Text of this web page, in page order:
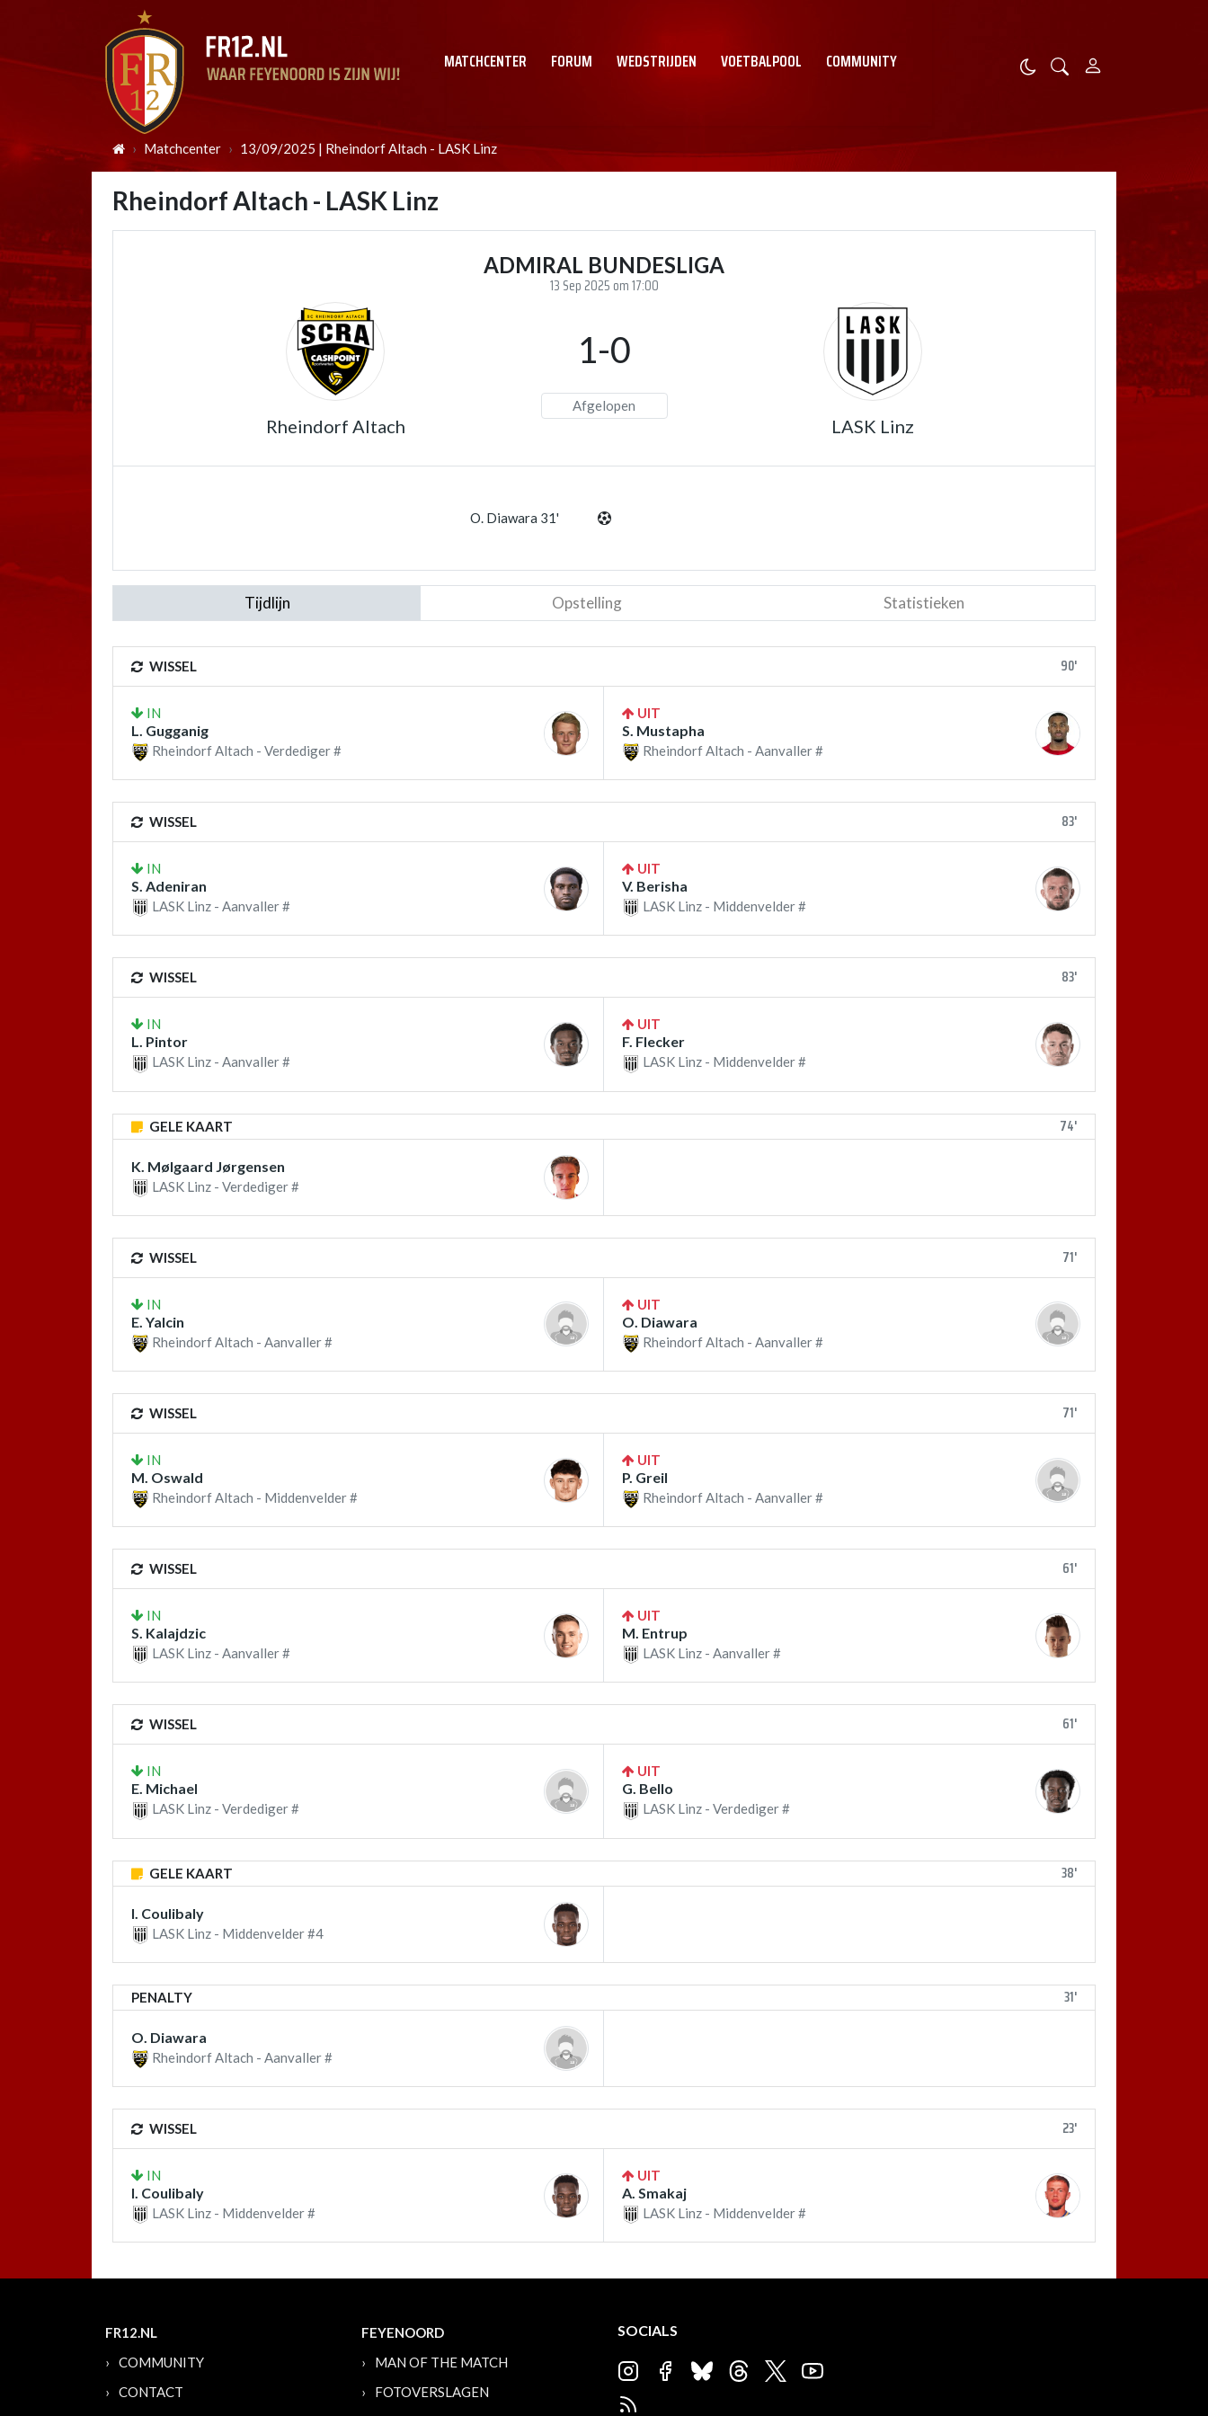
MATCHCENTER FORUM WEDSTRIJDEN VOETBALPOOL COMMUNITY
Matchcenter 13/09/2025 | Rheindorf Altach - LASK Linz
Rheindorf Altach - LASK Linz
ADMIRAL BUNDESLIGA
13 Sep 2025 om 17:00
Rheindorf Altach
1-0
Afgelopen
LASK Linz
O. Diawara 31'
Tijdlijn Opstelling Statistieken
WISSEL 90'
IN
L. Gugganig
Rheindorf Altach - Verdediger #
UIT
S. Mustapha
Rheindorf Altach - Aanvaller #
WISSEL 83'
IN
S. Adeniran
LASK Linz - Aanvaller #
UIT
V. Berisha
LASK Linz - Middenvelder #
WISSEL 83'
IN
L. Pintor
LASK Linz - Aanvaller #
UIT
F. Flecker
LASK Linz - Middenvelder #
GELE KAART 74'
K. Mølgaard Jørgensen
LASK Linz - Verdediger #
WISSEL 71'
IN
E. Yalcin
Rheindorf Altach - Aanvaller #
UIT
O. Diawara
Rheindorf Altach - Aanvaller #
WISSEL 71'
IN
M. Oswald
Rheindorf Altach - Middenvelder #
UIT
P. Greil
Rheindorf Altach - Aanvaller #
WISSEL 61'
IN
S. Kalajdzic
LASK Linz - Aanvaller #
UIT
M. Entrup
LASK Linz - Aanvaller #
WISSEL 61'
IN
E. Michael
LASK Linz - Verdediger #
UIT
G. Bello
LASK Linz - Verdediger #
GELE KAART 38'
I. Coulibaly
LASK Linz - Middenvelder #4
PENALTY 31'
O. Diawara
Rheindorf Altach - Aanvaller #
WISSEL 23'
IN
I. Coulibaly
LASK Linz - Middenvelder #
UIT
A. Smakaj
LASK Linz - Middenvelder #
FR12.NL
COMMUNITY
CONTACT
FEYENOORD
MAN OF THE MATCH
FOTOVERSLAGEN
SOCIALS